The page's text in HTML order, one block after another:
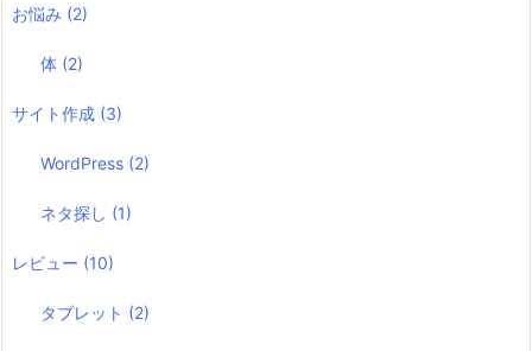
お悩み (2)
体 (2)
サイト作成 (3)
WordPress (2)
ネタ探し (1)
レビュー (10)
タブレット (2)